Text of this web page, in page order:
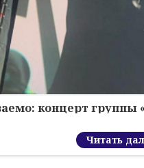
концерт группы
Читать